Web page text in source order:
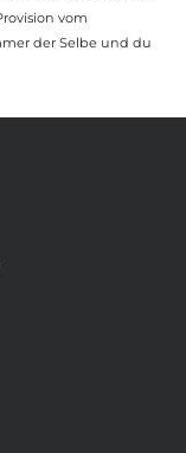
vom
der Selbe und du